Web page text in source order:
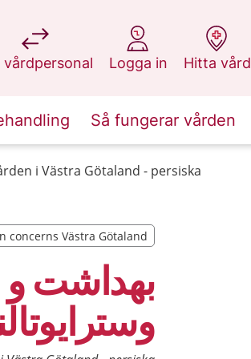
vårdpersonal
at 1177.se
Logga in
at 1177.se
Hitta vård
at 1177.se
Så fungerar vården
i Västra Götaland - persiska
بهداشت و
concerns Västra Götaland
concerns Västra Götaland